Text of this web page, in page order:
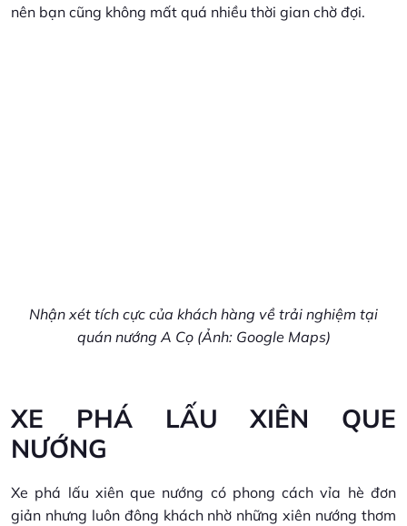
nên bạn cũng không mất quá nhiều thời gian chờ đợi.
Nhận xét tích cực của khách hàng về trải nghiệm tại
quán nướng A Cọ (Ảnh: Google Maps)
XE PHÁ LẤU XIÊN QUE
NƯỚNG
Xe phá lấu xiên que nướng có phong cách vỉa hè đơn
giản nhưng luôn đông khách nhờ những xiên nướng thơm